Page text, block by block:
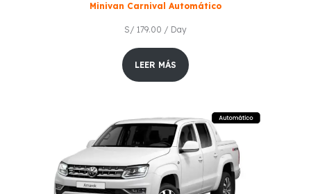
Minivan Carnival Automático
S/ 179.00 / Day
LEER MÁS